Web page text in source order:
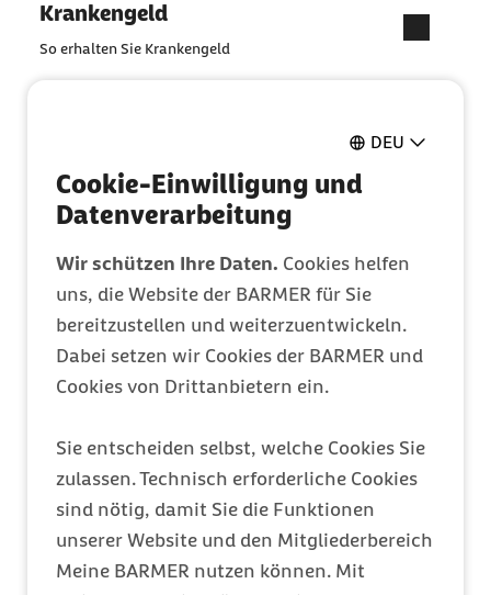
DEU
Cookie-Einwilligung und
Datenverarbeitung
Wir schützen Ihre Daten. Cookies helfen
uns, die Website der BARMER für Sie
bereitzustellen und weiterzuentwickeln.
Dabei setzen wir Cookies der BARMER und
Cookies von Drittanbietern ein.
Sie entscheiden selbst, welche Cookies Sie
zulassen. Technisch erforderliche Cookies
sind nötig, damit Sie die Funktionen
unserer Website und den Mitgliederbereich
Meine BARMER nutzen können. Mit
Krankengeld
So erhalten Sie Krankengeld
Ganz einfach online ausfüllen
Mitglied werden
Entdecken Sie Ihre Vorteile
Barmer Bonus
Meine Barmer
Ein Zugang für alles